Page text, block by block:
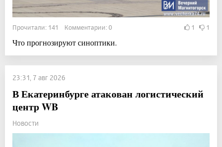
Прочитали: 141 Комментарии: 0 1 1
Что прогнозируют синоптики.
23:31, 7 авг 2026
В Екатеринбурге атакован логистический
центр WB
Новости